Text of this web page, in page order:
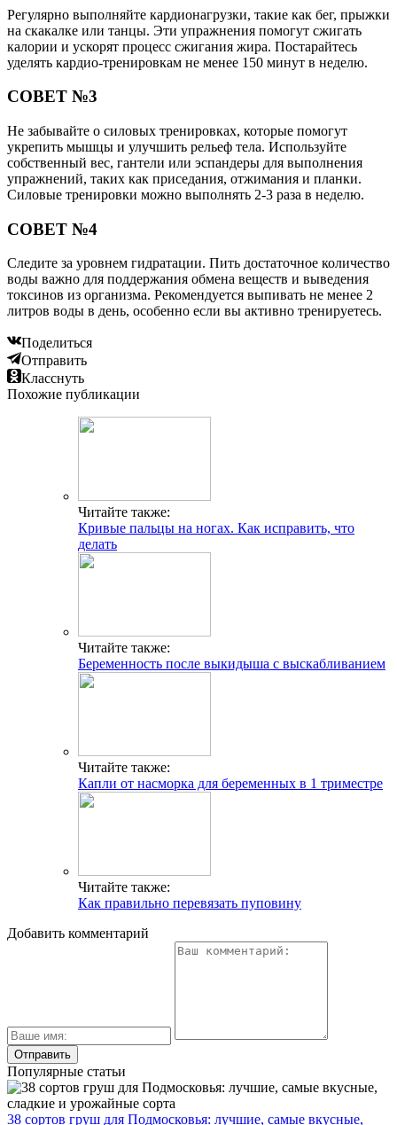
Регулярно выполняйте кардионагрузки, такие как бег, прыжки
на скакалке или танцы. Эти упражнения помогут сжигать
калории и ускорят процесс сжигания жира. Постарайтесь
уделять кардио-тренировкам не менее 150 минут в неделю.
СОВЕТ №3
Не забывайте о силовых тренировках, которые помогут
укрепить мышцы и улучшить рельеф тела. Используйте
собственный вес, гантели или эспандеры для выполнения
упражнений, таких как приседания, отжимания и планки.
Силовые тренировки можно выполнять 2-3 раза в неделю.
СОВЕТ №4
Следите за уровнем гидратации. Пить достаточное количество
воды важно для поддержания обмена веществ и выведения
токсинов из организма. Рекомендуется выпивать не менее 2
литров воды в день, особенно если вы активно тренируетесь.
Поделиться
Отправить
Класснуть
Похожие публикации
Читайте также:
Кривые пальцы на ногах. Как исправить, что
делать
Читайте также:
Беременность после выкидыша с выскабливанием
Читайте также:
Капли от насморка для беременных в 1 триместре
Читайте также:
Как правильно перевязать пуповину
Добавить комментарий
Популярные статьи
38 сортов груш для Подмосковья: лучшие, самые вкусные,